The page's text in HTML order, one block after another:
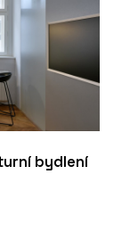
bydlení